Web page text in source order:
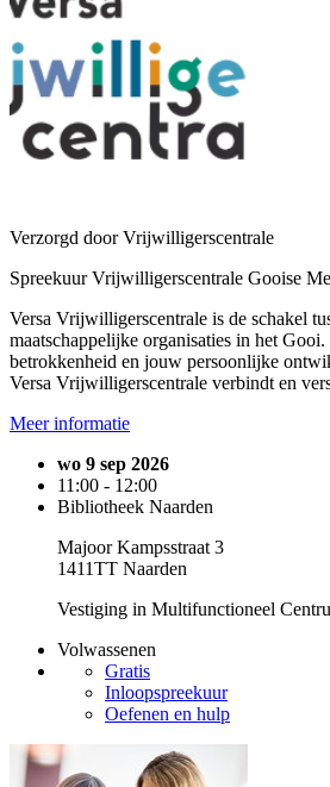
Verzorgd door Vrijwilligerscentrale
Spreekuur Vrijwilligerscentrale Gooise
Versa Vrijwilligerscentrale is de schakel
maatschappelijke organisaties in het
betrokkenheid en jouw persoonlijke
Versa Vrijwilligerscentrale verbindt en
Meer informatie
wo 9 sep 2026
11:00 - 12:00
Bibliotheek Naarden
Majoor Kampsstraat 3
1411TT Naarden
Vestiging in Multifunctioneel
Volwassenen
Gratis
Inloopspreekuur
Oefenen en hulp